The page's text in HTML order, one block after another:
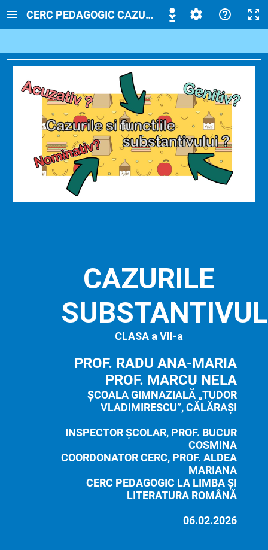
CERC PEDAGOGIC CAZURILE SUBSTANTIVULUI
CAZURILE
CLASA a VII-a
PROF. RADU ANA-MARIA
PROF. MARCU NELA
ȘCOALA GIMNAZIALĂ „TUDOR
VLADIMIRESCU”, CĂLĂRAȘI
INSPECTOR ȘCOLAR, PROF. BUCUR
COSMINA
COORDONATOR CERC, PROF. ALDEA
MARIANA
CERC PEDAGOGIC LA LIMBA ȘI
LITERATURA ROMÂNĂ
06.02.2026